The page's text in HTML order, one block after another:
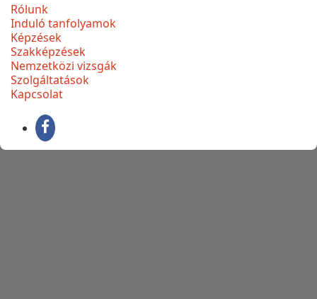
Rólunk
Induló tanfolyamok
Képzések
Szakképzések
Nemzetközi vizsgák
Szolgáltatások
Kapcsolat